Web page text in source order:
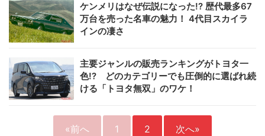
ケンメリはなぜ伝説になった!? 歴代最多67
万台を売った名車の魅力！ 4代目スカイラ
インの凄さ
主要ジャンルの販売ランキングがトヨタ一
色!? どのカテゴリーでも圧倒的に選ばれ続
ける「トヨタ無双」のワケ！
«前へ 1 2 次へ»